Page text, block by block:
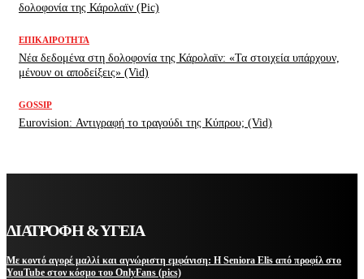
δολοφονία της Κάρολαϊν (Pic)
ΕΠΙΚΑΙΡΌΤΗΤΑ
Νέα δεδομένα στη δολοφονία της Κάρολαϊν: «Τα στοιχεία υπάρχουν,
μένουν οι αποδείξεις» (Vid)
GOSSIP
Eurovision: Αντιγραφή το τραγούδι της Κύπρου; (Vid)
ΔΙΑΤΡΟΦΗ & ΥΓΕΙΑ
Με κοντό αγορέ μαλλί και αγνώριστη εμφάνιση: Η Seniora Elis από προφίλ στο
YouTube στον κόσμο του OnlyFans (pics)